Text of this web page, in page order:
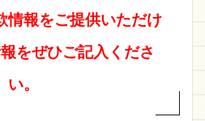
情報をご提供いただけ
をぜひご記入くださ
い。